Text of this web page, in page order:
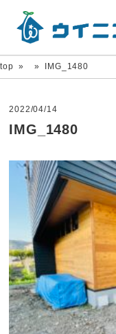
top » » IMG_1480
2022/04/14
IMG_1480